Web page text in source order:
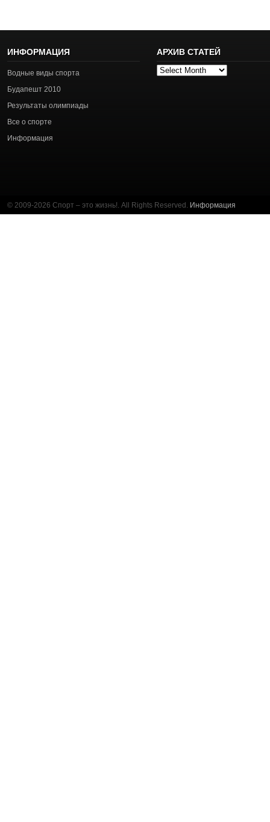
ИНФОРМАЦИЯ
Водные виды спорта
Будапешт 2010
Результаты олимпиады
Все о спорте
Информация
АРХИВ СТАТЕЙ
Архив
© 2009-2026 Спорт – это жизнь!. All Rights Reserved. Информация